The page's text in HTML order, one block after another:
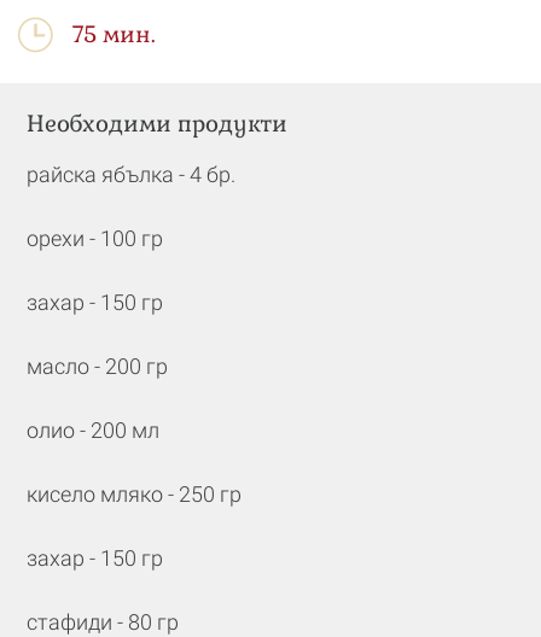
75 мин.
Необходими продукти
райска ябълка - 4 бр.
орехи - 100 гр
захар - 150 гр
масло - 200 гр
олио - 200 мл
кисело мляко - 250 гр
захар - 150 гр
стафиди - 80 гр